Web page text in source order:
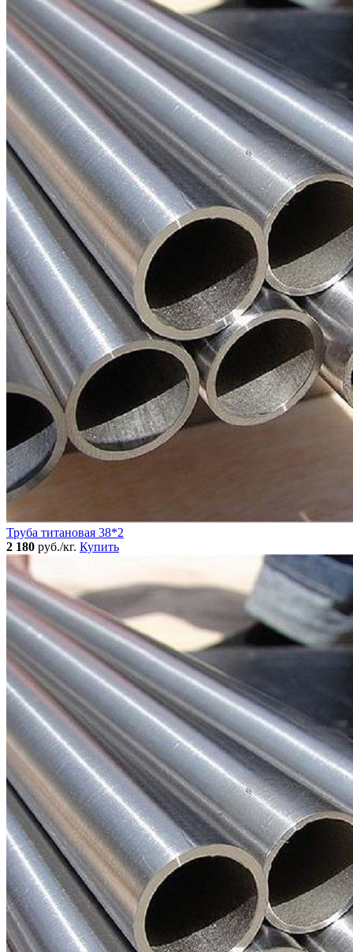
Труба титановая 38*2
2 180 руб./кг. Купить